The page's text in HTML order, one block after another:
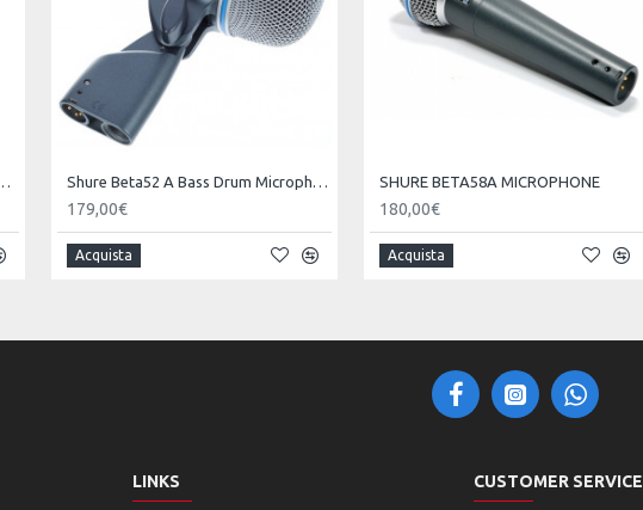
Vintage Style Shure Beta52 A Bass Drum Microphone
179,00€
Acquista
SHURE BETA58A MICROPHONE
180,00€
Acquista
LINKS CUSTOMER SERVICE